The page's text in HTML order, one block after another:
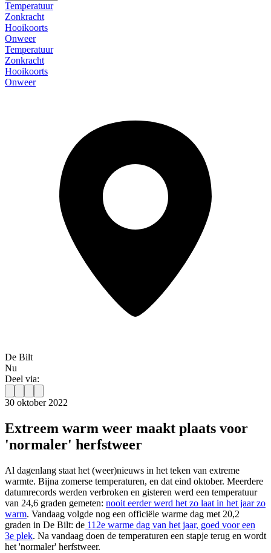
Temperatuur
Zonkracht
Hooikoorts
Onweer
Temperatuur
Zonkracht
Hooikoorts
Onweer
De Bilt
Nu
Deel via:
30 oktober 2022
Extreem warm weer maakt plaats voor
'normaler' herfstweer
Al dagenlang staat het (weer)nieuws in het teken van extreme
warmte. Bijna zomerse temperaturen, en dat eind oktober. Meerdere
datumrecords werden verbroken en gisteren werd een temperatuur
van 24,6 graden gemeten: nooit eerder werd het zo laat in het jaar zo
warm. Vandaag volgde nog een officiële warme dag met 20,2
graden in De Bilt: de 112e warme dag van het jaar, goed voor een
3e plek. Na vandaag doen de temperaturen een stapje terug en wordt
het 'normaler' herfstweer.